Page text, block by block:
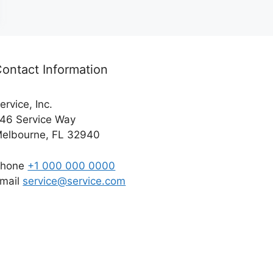
Information
Inc.
Service Way
FL 32940
+1 000 000 0000
service@service.com